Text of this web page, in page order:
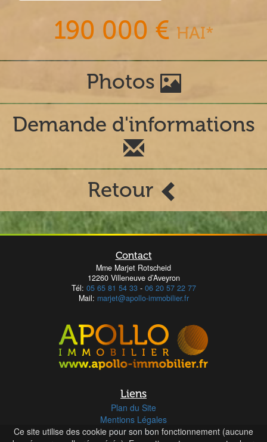
Ce site utilise des cookie pour son bon fonctionnement (aucune
190 000 € HAI*
Photos
Demande d'informations
Retour
Contact
Mme Marjet Rotscheid
12260 Villeneuve d’Aveyron
Tél: 05 65 81 54 33- 06 20 57 22 77
Mail: marjet@apollo-immobilier.fr
Liens
Plan du Site
Mentions Légales
Honoraires